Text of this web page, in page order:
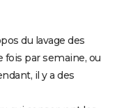
du lavage des
fois par semaine, ou
il y a des